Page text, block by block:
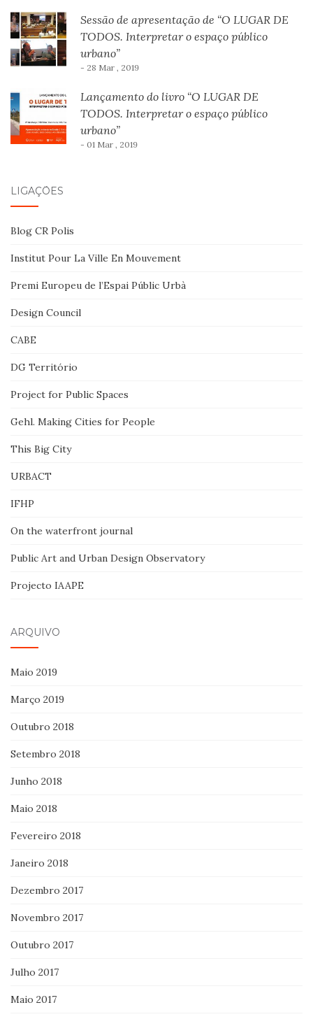
Sessão de apresentação de “O LUGAR DE
TODOS. Interpretar o espaço público
urbano”
- 28 Mar , 2019
Lançamento do livro “O LUGAR DE
TODOS. Interpretar o espaço público
urbano”
- 01 Mar , 2019
LIGAÇÕES
Blog CR Polis
Institut Pour La Ville En Mouvement
Premi Europeu de l’Espai Públic Urbà
Design Council
CABE
DG Território
Project for Public Spaces
Gehl. Making Cities for People
This Big City
URBACT
IFHP
On the waterfront journal
Public Art and Urban Design Observatory
Projecto IAAPE
ARQUIVO
Maio 2019
Março 2019
Outubro 2018
Setembro 2018
Junho 2018
Maio 2018
Fevereiro 2018
Janeiro 2018
Dezembro 2017
Novembro 2017
Outubro 2017
Julho 2017
Maio 2017